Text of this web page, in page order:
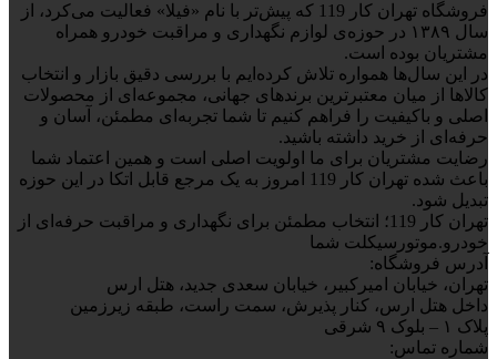
فروشگاه تهران کار 119 که پیش‌تر با نام «فیلا» فعالیت می‌کرد، از
سال ۱۳۸۹ در حوزه‌ی لوازم نگهداری و مراقبت خودرو همراه
مشتریان بوده است.
در این سال‌ها همواره تلاش کرده‌ایم با بررسی دقیق بازار و انتخاب
کالاها از میان معتبرترین برندهای جهانی، مجموعه‌ای از محصولات
اصلی و باکیفیت را فراهم کنیم تا شما تجربه‌ای مطمئن، آسان و
حرفه‌ای از خرید داشته باشید.
رضایت مشتریان برای ما اولویت اصلی است و همین اعتماد شما
باعث شده تهران کار 119 امروز به یک مرجع قابل اتکا در این حوزه
تبدیل شود.
تهران کار 119؛ انتخاب مطمئن برای نگهداری و مراقبت حرفه‌ای از
خودرو.موتورسیکلت شما
آدرس فروشگاه:
تهران، خیابان امیرکبیر، خیابان سعدی جدید، هتل ارس
داخل هتل ارس، کنار پذیرش، سمت راست، طبقه زیرزمین
پلاک ۱ – بلوک ۹ شرقی
شماره تماس: